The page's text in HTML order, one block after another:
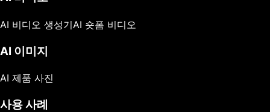
AI 비디오 생성기AI 숏폼 비디오
AI 이미지
AI 제품 사진
사용 사례